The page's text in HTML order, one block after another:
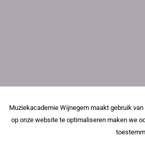
Muziekacademie Wijnegem maakt gebruik
op onze website te optimaliseren maken we